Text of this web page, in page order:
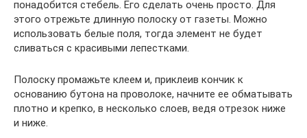
понадобится стебель. Его сделать очень просто. Для
этого отрежьте длинную полоску от газеты. Можно
использовать белые поля, тогда элемент не будет
сливаться с красивыми лепестками.
Полоску промажьте клеем и, приклеив кончик к
основанию бутона на проволоке, начните ее обматывать
плотно и крепко, в несколько слоев, ведя отрезок ниже
и ниже.